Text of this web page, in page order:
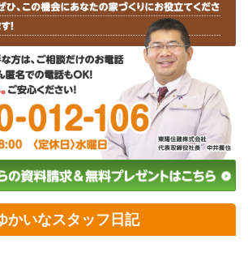
かいなスタッフ日記